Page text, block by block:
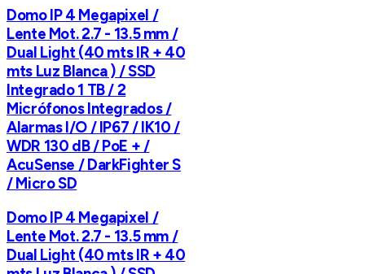
Domo IP 4 Megapixel /
Lente Mot. 2.7 - 13.5 mm /
Dual Light (40 mts IR + 40
mts Luz Blanca ) / SSD
Integrado 1 TB / 2
Micrófonos Integrados /
Alarmas I/O / IP67 / IK10 /
WDR 130 dB / PoE + /
AcuSense / DarkFighter S
/ Micro SD
Domo IP 4 Megapixel /
Lente Mot. 2.7 - 13.5 mm /
Dual Light (40 mts IR + 40